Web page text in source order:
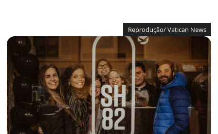
Reprodução/ Vatican News